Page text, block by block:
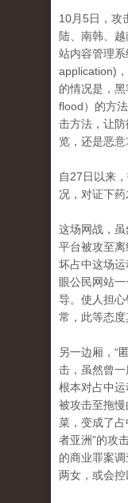
10月5日，攻
陆、南韩、越
站内容管理
application)
的情况是，
flood）的方法
击方法，让
览，还是恶意
自27日以来
况，对证下药
这场网战，
平台被攻至
坏占中这场
眼公民网站一
导。 使人担
常，此等态度
另一边厢，“
击，虽然曾
根本对占中
被攻击至拖慢
菜，变成了占
者亚洲”的攻
的商业罪案
两女，或会控